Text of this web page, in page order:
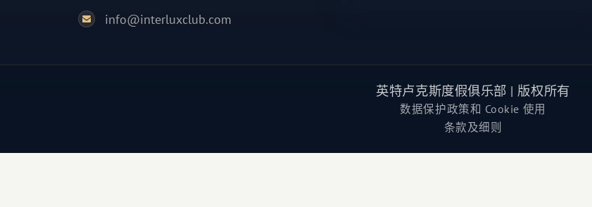
info@interluxclub.com
英特卢克斯度假俱乐部 | 版权所有
数据保护政策和 Cookie 使用
条款及细则